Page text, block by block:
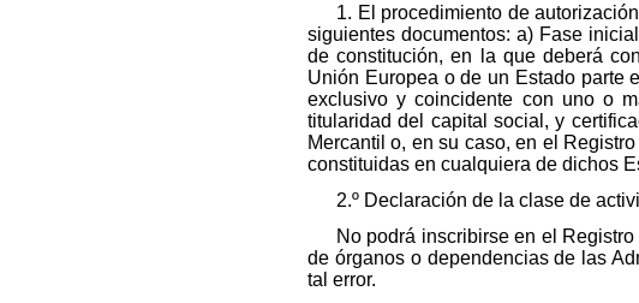
1. El procedimiento de
siguientes documentos: a) Fase
de constitución, en la que deberá
Unión Europea o de un Estado parte
exclusivo y coincidente con uno o
titularidad del capital social, y
Mercantil o, en su caso, en el
constituidas en cualquiera de dichos
2.º Declaración de la clase de
No podrá inscribirse en el
de órganos o dependencias de las
tal error.